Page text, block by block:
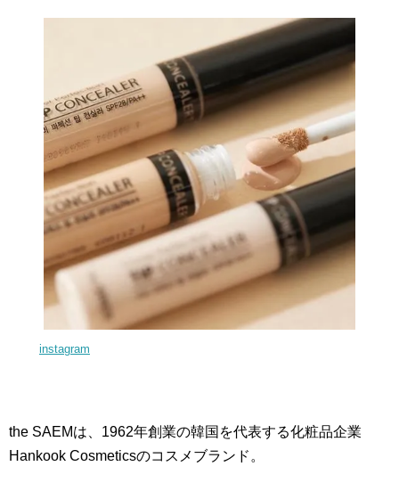
instagram
the SAEMは、1962年創業の韓国を代表する化粧品企業
Hankook Cosmeticsのコスメブランド。